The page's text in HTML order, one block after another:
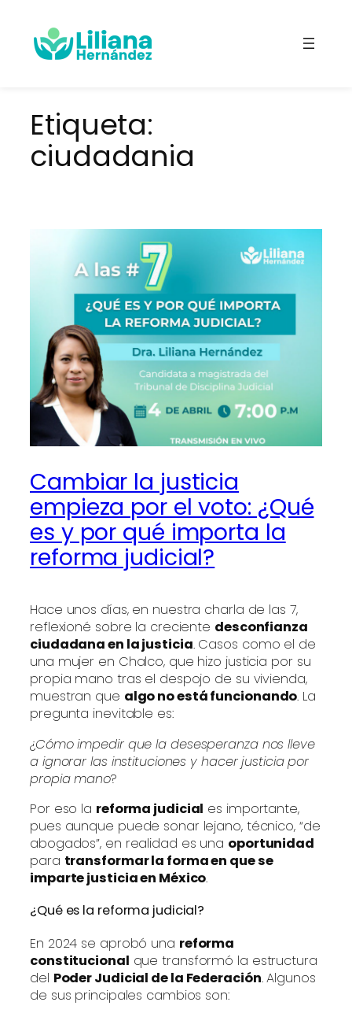
contenido
Etiqueta:
ciudadania
Cambiar la justicia
empieza por el voto: ¿Qué
es y por qué importa la
reforma judicial?
Hace unos días, en nuestra charla de las 7,
reflexioné sobre la creciente desconfianza
ciudadana en la justicia. Casos como el de
una mujer en Chalco, que hizo justicia por su
propia mano tras el despojo de su vivienda,
muestran que algo no está funcionando. La
pregunta inevitable es:
¿Cómo impedir que la desesperanza nos lleve
a ignorar las instituciones y hacer justicia por
propia mano?
Por eso la reforma judicial es importante,
pues aunque puede sonar lejano, técnico, “de
abogados”, en realidad es una oportunidad
para transformar la forma en que se
imparte justicia en México.
¿Qué es la reforma judicial?
En 2024 se aprobó una reforma
constitucional que transformó la estructura
del Poder Judicial de la Federación. Algunos
de sus principales cambios son: